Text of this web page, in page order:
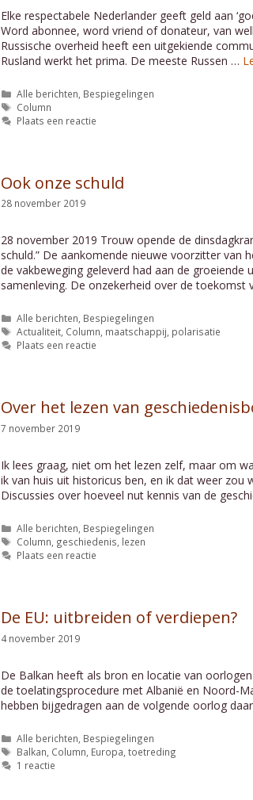
Elke respectabele Nederlander geeft geld aan
Word abonnee, word vriend of donateur, van
Russische overheid heeft een uitgekiende
Rusland werkt het prima. De meeste Russen …
Categorieën
Alle berichten Bespiegelingen
Tags
Column
Plaats een reactie
Ook onze schuld
28 november 2019
28 november 2019 Trouw opende de
schuld.” De aankomende nieuwe voorzitter van
de vakbeweging geleverd had aan de
samenleving. De onzekerheid over de toekomst
Categorieën
Alle berichten, Bespiegelingen
Tags
Actualiteit, Column, maatschappij, polarisatie
Plaats een reactie
Over het lezen van
7 november 2019
Ik lees graag, niet om het lezen zelf, maar om
ik van huis uit historicus ben, en ik dat weer zou
Discussies over hoeveel nut kennis van de
Categorieën
Alle berichten Bespiegelingen
Tags
Column geschiedenis lezen
Plaats een reactie
De EU: uitbreiden of verdiepen?
4 november 2019
De Balkan heeft als bron en locatie van
de toelatingsprocedure met Albanië en Noord-
hebben bijgedragen aan de volgende oorlog
Categorieën
Alle berichten Bespiegelingen
Tags
Balkan Column Europa ,toetreding
1 reactie